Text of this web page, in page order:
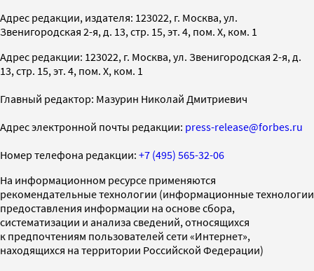
Адрес редакции, издателя: 123022, г. Москва, ул.
Звенигородская 2-я, д. 13, стр. 15, эт. 4, пом. X, ком. 1
Адрес редакции: 123022, г. Москва, ул. Звенигородская 2-я, д.
13, стр. 15, эт. 4, пом. X, ком. 1
Главный редактор: Мазурин Николай Дмитриевич
Адрес электронной почты редакции: press-release@forbes.ru
Номер телефона редакции: +7 (495) 565-32-06
На информационном ресурсе применяются
рекомендательные технологии (информационные технологии
предоставления информации на основе сбора,
систематизации и анализа сведений, относящихся
к предпочтениям пользователей сети «Интернет»,
находящихся на территории Российской Федерации)